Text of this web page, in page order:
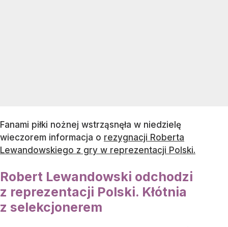
Fanami piłki nożnej wstrząsnęła w niedzielę
wieczorem informacja o rezygnacji Roberta
Lewandowskiego z gry w reprezentacji Polski.
Robert Lewandowski odchodzi
z reprezentacji Polski. Kłótnia
z selekcjonerem